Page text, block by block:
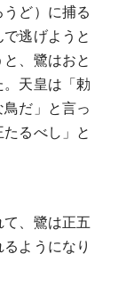
ど）に捕る
逃げようと
、鷺はおと
天皇は「勅
だ」と言っ
るべし」と
、鷺は正五
ようになり